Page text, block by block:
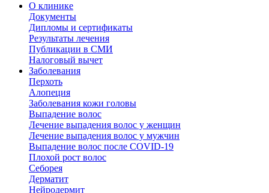
О клинике
Документы
Дипломы и сертификаты
Результаты лечения
Публикации в СМИ
Налоговый вычет
Заболевания
Перхоть
Алопеция
Заболевания кожи головы
Выпадение волос
Лечение выпадения волос у женщин
Лечение выпадения волос у мужчин
Выпадение волос после COVID-19
Плохой рост волос
Cеборея
Дерматит
Нейродермит